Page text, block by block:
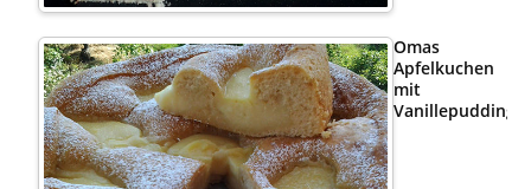
Omas
Apfelkuchen
mit
Vanillepudding